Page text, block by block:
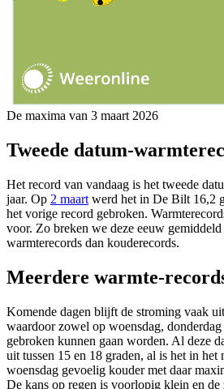
De maxima van 3 maart 2026
Tweede datum-
Het record van vandaag is het tweede
jaar. Op 2 maart werd het in De Bilt 16,2
het vorige record gebroken.
voor. Zo breken we deze eeuw
warmterecords dan kouderecords.
Meerdere warmte-
Komende dagen blijft de stroming vaak
waardoor zowel op woensdag,
gebroken kunnen gaan worden. Al deze
uit tussen 15 en 18 graden, al is het in het
woensdag gevoelig kouder met daar
De kans op regen is voorlopig klein en de